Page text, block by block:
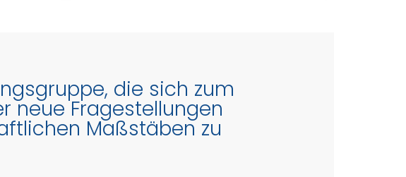
die sich zum
neue Fragestellungen
Maßstäben zu